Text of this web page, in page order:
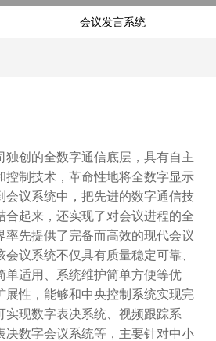
会议发言系统
创的全数字通信底层，具有自主
控制技术，革命性地将全数字显示
会议系统中，把先进的数字通信技
合起来，还实现了对会议进程的全
率先提供了完备而高效的现代会议
议系统不仅具有质量稳定可靠、
单适用、系统维护简单方便等优
展性，能够和中央控制系统实现完
实现数字表决系统、视频跟踪系
决数字会议系统等，主要针对中小